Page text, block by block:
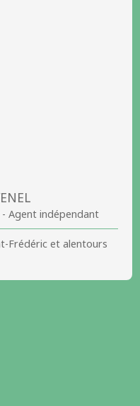
Agent indépendant
Frédéric et alentours